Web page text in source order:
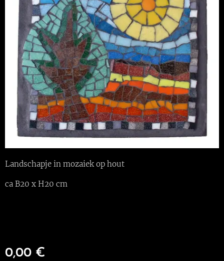
Landschapje in mozaiek op hout
ca B20 x H20 cm
0,00 €